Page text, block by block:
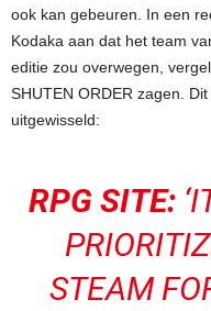
ook kan gebeuren. In een
Kodaka aan dat het team
editie zou overwegen,
SHUTEN ORDER zagen.
uitgewisseld:
RPG SITE:‘
STEAM